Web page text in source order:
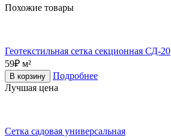
Похожие товары
Геотекстильная сетка секционная СД-20
59₽ м²
В корзину
Подробнее
Лучшая цена
Сетка садовая универсальная